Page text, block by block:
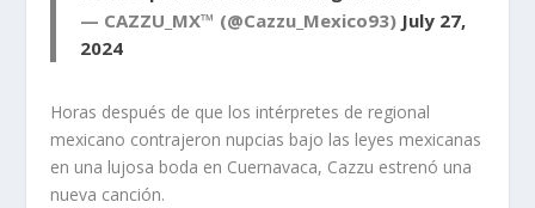
— CAZZU_MX™ (@Cazzu_Mexico93) July 27,
2024
Horas después de que los intérpretes de regional
mexicano contrajeron nupcias bajo las leyes mexicanas
en una lujosa boda en Cuernavaca, Cazzu estrenó una
nueva canción.